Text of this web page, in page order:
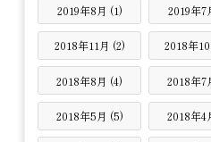
2019年8月 (1) 2019年7
2018年11月 (2) 2018年
2018年8月 (4) 2018年7
2018年5月 (5) 2018年4